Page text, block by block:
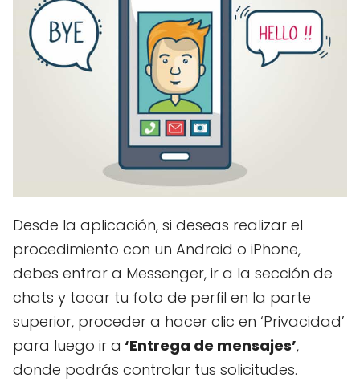
Desde la aplicación, si deseas realizar el
procedimiento con un Android o iPhone,
debes entrar a Messenger, ir a la sección de
chats y tocar tu foto de perfil en la parte
superior, proceder a hacer clic en ‘Privacidad’
para luego ir a ‘Entrega de mensajes’,
donde podrás controlar tus solicitudes.